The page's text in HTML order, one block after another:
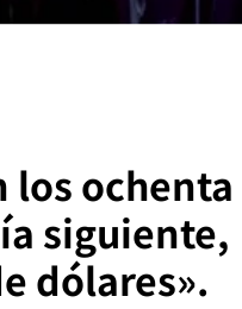
los
siguiente,
dólares».